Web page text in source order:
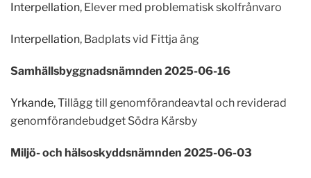
Interpellation, Elever med problematisk skolfrånvaro
Interpellation, Badplats vid Fittja äng
Samhällsbyggnadsnämnden 2025-06-16
Yrkande, Tillägg till genomförandeavtal och reviderad
genomförandebudget Södra Kärsby
Miljö- och hälsoskyddsnämnden 2025-06-03